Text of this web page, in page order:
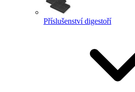
Příslušenství digestoří